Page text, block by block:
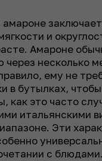
амароне
и
Амароне
через несколько
ему не
в бутылках,
как это часто
итальянскими
Эти
с блюдами.